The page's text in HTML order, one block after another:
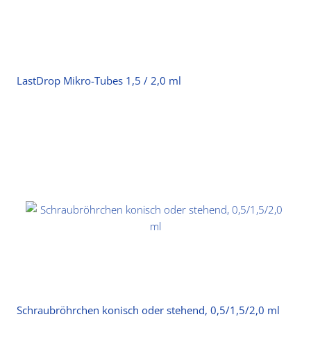
LastDrop Mikro-Tubes 1,5 / 2,0 ml
Schraubröhrchen konisch oder stehend, 0,5/1,5/2,0 ml